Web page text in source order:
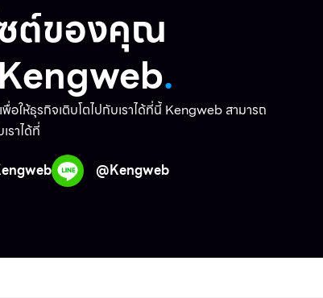
ซต์ของคุณ
.
อให้ธุรกิจเติบโตไปกับเราได้ที่นี้ Kengweb สามารถ
ราได้ที่
@Kengweb